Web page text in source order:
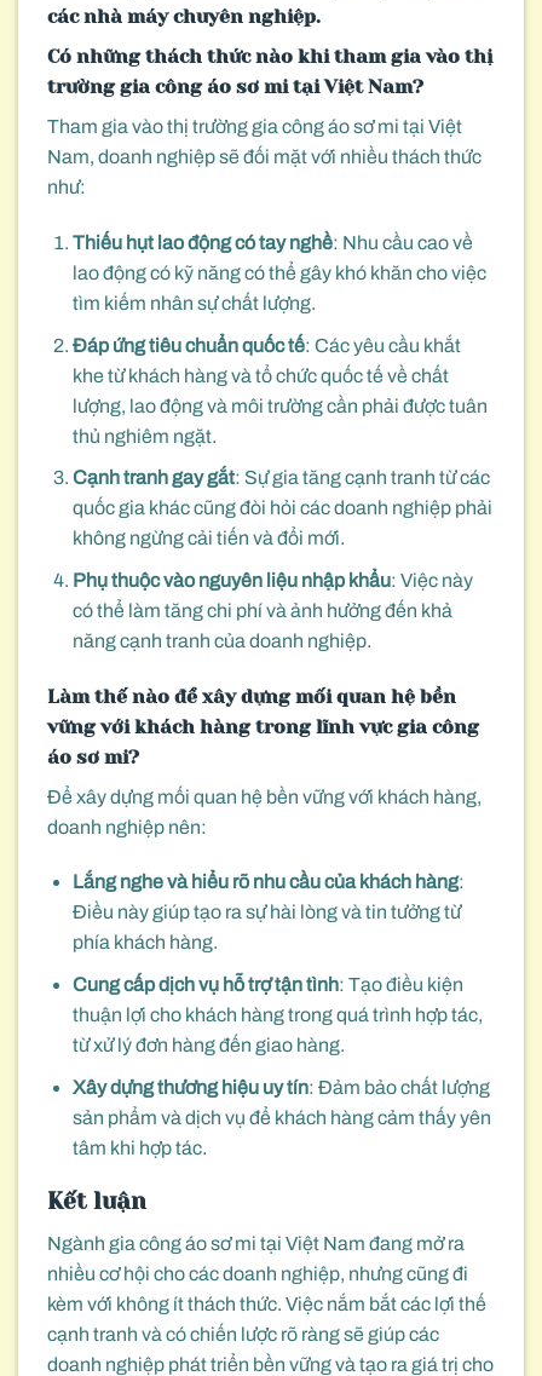
các nhà máy chuyên nghiệp.
Có những thách thức nào khi tham gia vào thị
trường gia công áo sơ mi tại Việt Nam?
Tham gia vào thị trường gia công áo sơ mi tại Việt
Nam, doanh nghiệp sẽ đối mặt với nhiều thách thức
như:
Thiếu hụt lao động có tay nghề: Nhu cầu cao về
lao động có kỹ năng có thể gây khó khăn cho việc
tìm kiếm nhân sự chất lượng.
Đáp ứng tiêu chuẩn quốc tế: Các yêu cầu khắt
khe từ khách hàng và tổ chức quốc tế về chất
lượng, lao động và môi trường cần phải được tuân
thủ nghiêm ngặt.
Cạnh tranh gay gắt: Sự gia tăng cạnh tranh từ các
quốc gia khác cũng đòi hỏi các doanh nghiệp phải
không ngừng cải tiến và đổi mới.
Phụ thuộc vào nguyên liệu nhập khẩu: Việc này
có thể làm tăng chi phí và ảnh hưởng đến khả
năng cạnh tranh của doanh nghiệp.
Làm thế nào để xây dựng mối quan hệ bền
vững với khách hàng trong lĩnh vực gia công
áo sơ mi?
Để xây dựng mối quan hệ bền vững với khách hàng,
doanh nghiệp nên:
Lắng nghe và hiểu rõ nhu cầu của khách hàng:
Điều này giúp tạo ra sự hài lòng và tin tưởng từ
phía khách hàng.
Cung cấp dịch vụ hỗ trợ tận tình: Tạo điều kiện
thuận lợi cho khách hàng trong quá trình hợp tác,
từ xử lý đơn hàng đến giao hàng.
Xây dựng thương hiệu uy tín: Đảm bảo chất lượng
sản phẩm và dịch vụ để khách hàng cảm thấy yên
tâm khi hợp tác.
Kết luận
Ngành gia công áo sơ mi tại Việt Nam đang mở ra
nhiều cơ hội cho các doanh nghiệp, nhưng cũng đi
kèm với không ít thách thức. Việc nắm bắt các lợi thế
cạnh tranh và có chiến lược rõ ràng sẽ giúp các
doanh nghiệp phát triển bền vững và tạo ra giá trị cho